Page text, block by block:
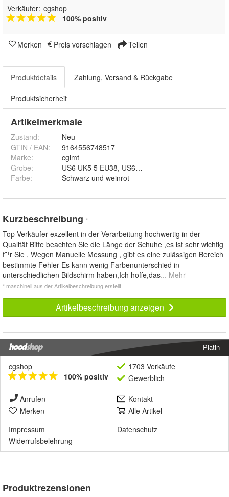
Verkäufer: cgshop
100% positiv
Merken Preis vorschlagen Teilen
Produktdetails Zahlung, Versand & Rückgabe
Produktsicherheit
Artikelmerkmale
Zustand:
Neu
GTIN / EAN:
9164556748517
Marke:
cgimt
Grobe:
US6 UK5 5 EU38, US6 5 UK6 EU39, US7 UK6 5
Farbe: Schwarz und weinrot
Kurzbeschreibung *
Top Verkäufer exzellent in der Verarbeitung hochwertig in der
Qualität Bitte beachten Sie die Länge der Schuhe ,es ist sehr wichtig
f¨¹r Sie , Wegen Manuelle Messung , gibt es eine zulässigen Bereich
bestimmte Fehler Es kann wenig Farbenunterschied in
unterschiedlichen Bildschirm haben,Ich hoffe,das... Mehr
* maschinell aus der Artikelbeschreibung erstellt
Artikelbeschreibung anzeigen
Platin
cgshop
100% positiv
1703 Verkäufe
Gewerblich
Anrufen
Kontakt
Merken
Alle Artikel
Impressum
Datenschutz
Widerrufsbelehrung
Produktrezensionen